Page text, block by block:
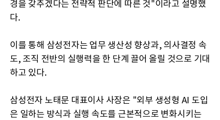
경을 갖추겠다는 전략적 판단에 따른 것"이라고 설명했
다.
이를 통해 삼성전자는 업무 생산성 향상과, 의사결정 속
도, 조직 전반의 실행력을 한 단계 끌어 올릴 것으로 기대
하고 있다.
삼성전자 노태문 대표이사 사장은 "외부 생성형 AI 도입
은 일하는 방식과 실행 속도를 근본적으로 변화시키는